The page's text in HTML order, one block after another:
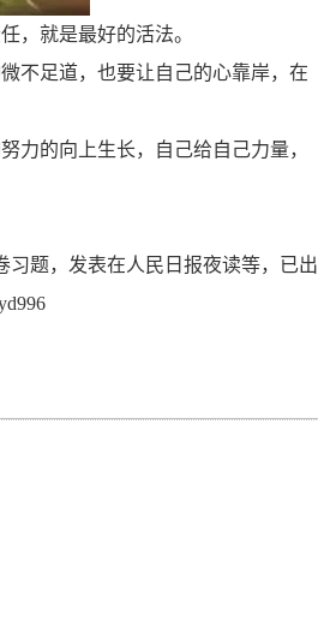
，就是最好的活法。
不足道，也要让自己的心靠岸，在
力的向上生长，自己给自己力量，
习题，发表在人民日报夜读等，已出